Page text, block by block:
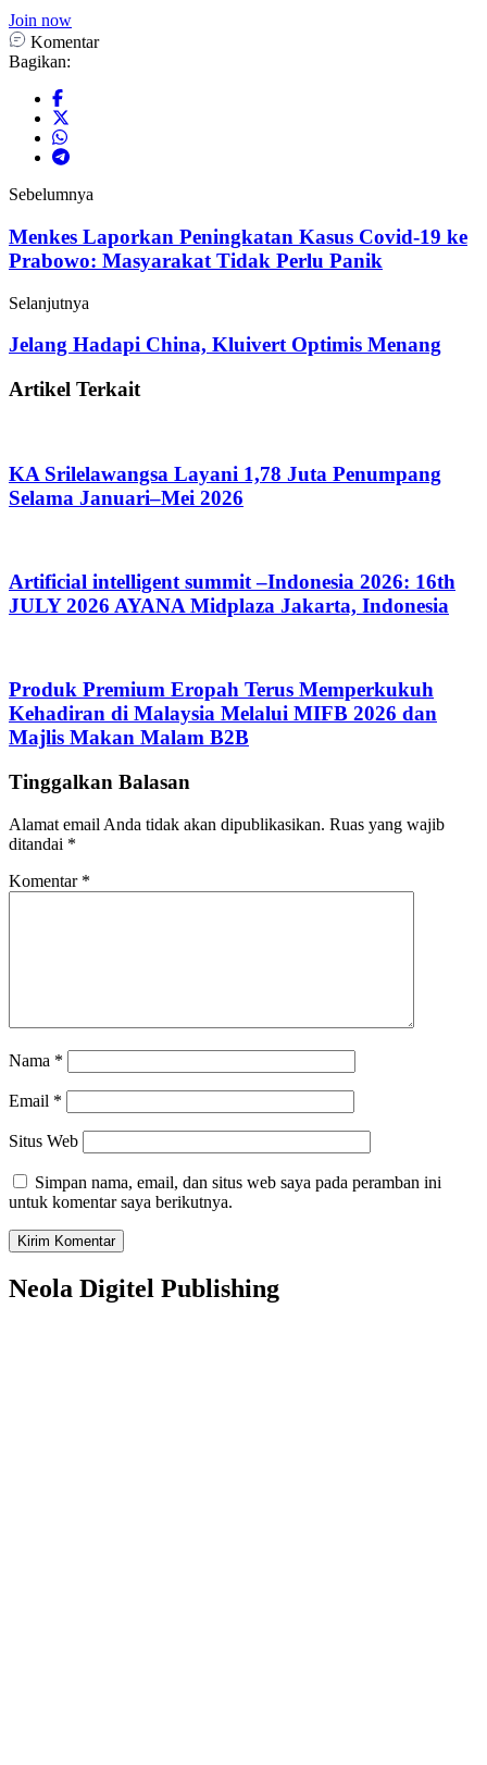
Join now
Komentar
Bagikan:
Sebelumnya
Menkes Laporkan Peningkatan Kasus Covid-19 ke
Prabowo: Masyarakat Tidak Perlu Panik
Selanjutnya
Jelang Hadapi China, Kluivert Optimis Menang
Artikel Terkait
KA Srilelawangsa Layani 1,78 Juta Penumpang
Selama Januari–Mei 2026
Artificial intelligent summit –Indonesia 2026: 16th
JULY 2026 AYANA Midplaza Jakarta, Indonesia
Produk Premium Eropah Terus Memperkukuh
Kehadiran di Malaysia Melalui MIFB 2026 dan
Majlis Makan Malam B2B
Tinggalkan Balasan
Alamat email Anda tidak akan dipublikasikan. Ruas yang wajib
ditandai *
Komentar *
Nama *
Email *
Situs Web
Simpan nama, email, dan situs web saya pada peramban ini
untuk komentar saya berikutnya.
Neola Digitel Publishing